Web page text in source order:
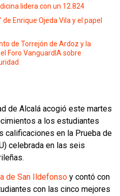
lidera con un 12.824
Enrique Ojeda Vila y el papel
de Torrejón de Ardoz y la
Foro VanguardIA sobre
de Alcalá acogió este martes
a los estudiantes
calificaciones en la Prueba de
celebrada en las seis
de San Ildefonso y contó con
con las cinco mejores